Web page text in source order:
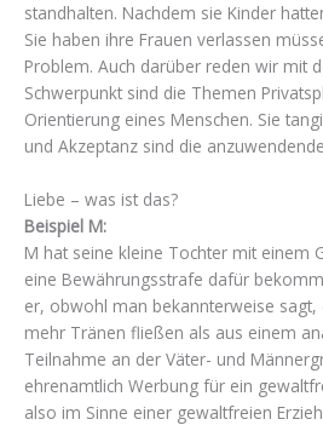
standhalten. Nachdem sie Kinder
Sie haben ihre Frauen verlassen
Problem. Auch darüber reden wir mit
Schwerpunkt sind die Themen
Orientierung eines Menschen. Sie
und Akzeptanz sind die
Liebe – was ist das?
Beispiel M:
M hat seine kleine Tochter mit einem
eine Bewährungsstrafe dafür
er, obwohl man bekannterweise sagt,
mehr Tränen fließen als aus einem
Teilnahme an der Väter- und
ehrenamtlich Werbung für ein
also im Sinne einer gewaltfreien